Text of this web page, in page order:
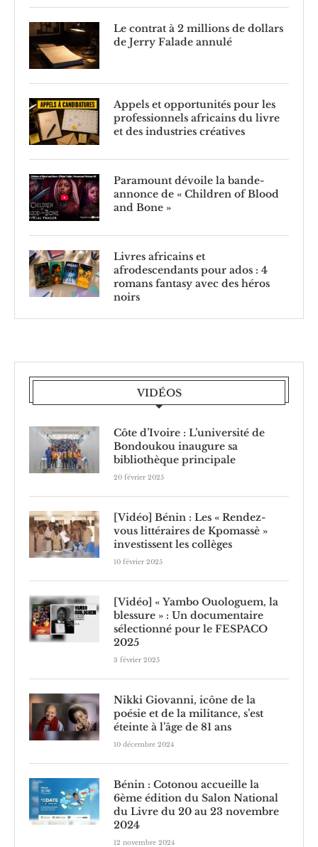
Le contrat à 2 millions de dollars
de Jerry Falade annulé
Appels et opportunités pour les
professionnels africains du livre
et des industries créatives
Paramount dévoile la bande-
annonce de « Children of Blood
and Bone »
Livres africains et
afrodescendants pour ados : 4
romans fantasy avec des héros
noirs
VIDÉOS
Côte d’Ivoire : L’université de
Bondoukou inaugure sa
bibliothèque principale
20 février 2025
[Vidéo] Bénin : Les « Rendez-
vous littéraires de Kpomassè »
investissent les collèges
10 février 2025
[Vidéo] « Yambo Ouologuem, la
blessure » : Un documentaire
sélectionné pour le FESPACO
2025
3 février 2025
Nikki Giovanni, icône de la
poésie et de la militance, s’est
éteinte à l’âge de 81 ans
10 décembre 2024
Bénin : Cotonou accueille la
6ème édition du Salon National
du Livre du 20 au 23 novembre
2024
12 novembre 2024